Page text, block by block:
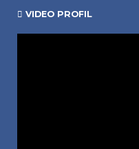
VIDEO PROFIL